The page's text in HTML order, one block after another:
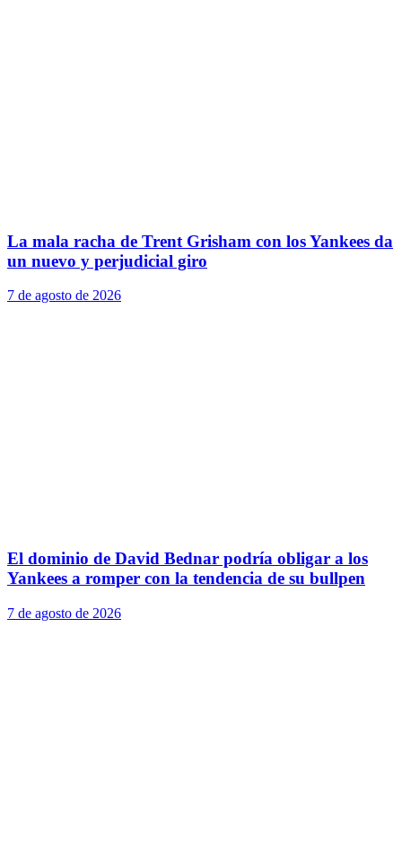
La mala racha de Trent Grisham con los Yankees da
un nuevo y perjudicial giro
7 de agosto de 2026
El dominio de David Bednar podría obligar a los
Yankees a romper con la tendencia de su bullpen
7 de agosto de 2026